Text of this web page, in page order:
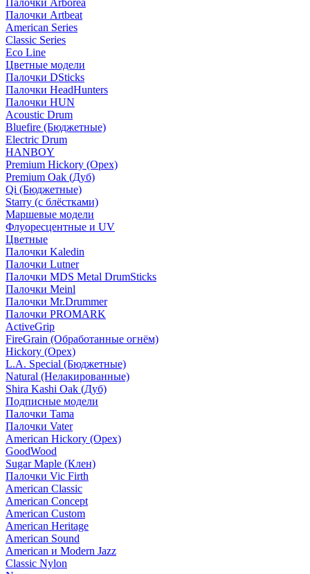
Палочки Arborea
Палочки Artbeat
American Series
Classic Series
Eco Line
Цветные модели
Палочки DSticks
Палочки HeadHunters
Палочки HUN
Acoustic Drum
Bluefire (Бюджетные)
Electric Drum
HANBOY
Premium Hickory (Орех)
Premium Oak (Дуб)
Qi (Бюджетные)
Starry (с блёстками)
Маршевые модели
Флуоресцентные и UV
Цветные
Палочки Kaledin
Палочки Lutner
Палочки MDS Metal DrumSticks
Палочки Meinl
Палочки Mr.Drummer
Палочки PROMARK
ActiveGrip
FireGrain (Обработанные огнём)
Hickory (Орех)
L.A. Special (Бюджетные)
Natural (Нелакированные)
Shira Kashi Oak (Дуб)
Подписные модели
Палочки Tama
Палочки Vater
American Hickory (Орех)
GoodWood
Sugar Maple (Клен)
Палочки Vic Firth
American Classic
American Concept
American Custom
American Heritage
American Sound
American и Modern Jazz
Classic Nylon